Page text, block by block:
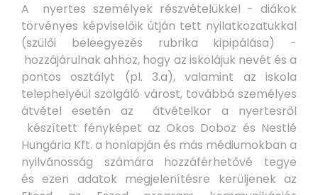
A nyertes személyek részvételükkel - diákok
törvényes képviselőik útján tett nyilatkozatukkal
(szülői beleegyezés rubrika kipipálása) -
hozzájárulnak ahhoz, hogy az iskolájuk nevét és a
pontos osztályt (pl. 3.a), valamint az iskola
telephelyéül szolgáló várost, továbbá személyes
átvétel esetén az átvételkor a nyertesről
készített fényképet az Okos Doboz és Nestlé
Hungária Kft. a honlapján és más médiumokban a
nyilvánosság számára hozzáférhetővé tegye
és ezen adatok megjelenítésre kerüljenek az